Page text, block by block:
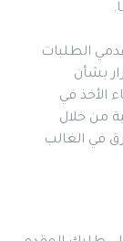
الطلبات
بشأن
الأخذ في
من خلال
في الغالب